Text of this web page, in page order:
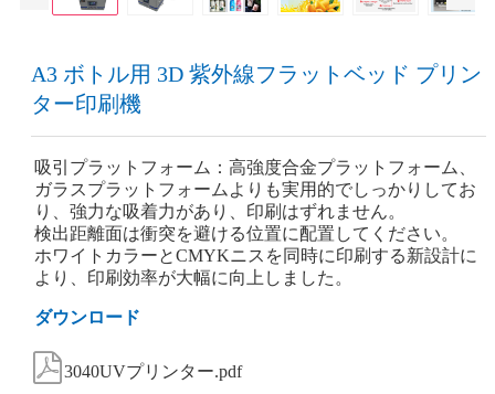
A3 ボトル用 3D 紫外線フラットベッド プリン
ター印刷機
吸引プラットフォーム：高強度合金プラットフォーム、
ガラスプラットフォームよりも実用的でしっかりしてお
り、強力な吸着力があり、印刷はずれません。
検出距離面は衝突を避ける位置に配置してください。
ホワイトカラーとCMYKニスを同時に印刷する新設計に
より、印刷効率が大幅に向上しました。
ダウンロード
3040UVプリンター.pdf